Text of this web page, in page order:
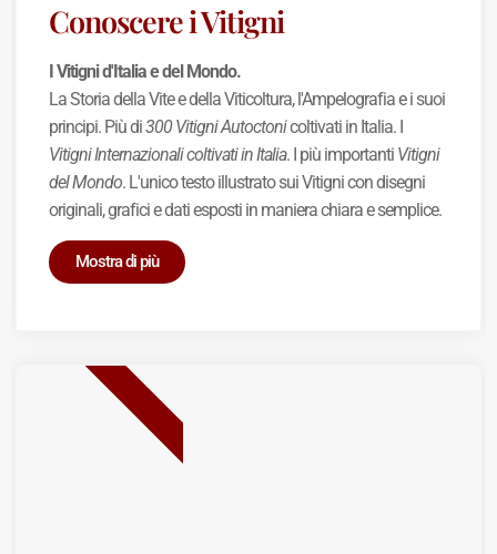
Conoscere i Vitigni
I Vitigni d'Italia e del Mondo.
La Storia della Vite e della Viticoltura, l'Ampelografia e i suoi
principi. Più di300 Vitigni Autoctonicoltivati in Italia. I
Vitigni Internazionali coltivati in Italia. I più importanti Vitigni
del Mondo. L'unico testo illustrato sui Vitigni con disegni
originali, grafici e dati esposti in maniera chiara e semplice.
Mostra di più
BEST SELLER